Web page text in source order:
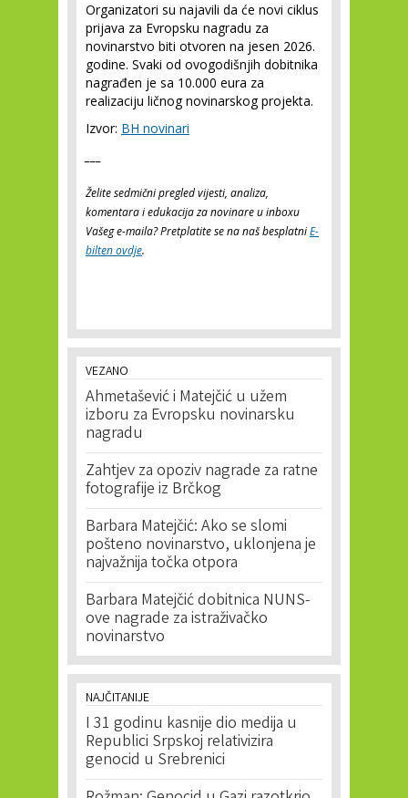
Organizatori su najavili da će novi ciklus
prijava za Evropsku nagradu za
novinarstvo biti otvoren na jesen 2026.
godine. Svaki od ovogodišnjih dobitnika
nagrađen je sa 10.000 eura za
realizaciju ličnog novinarskog projekta.
Izvor: BH novinari
Želite sedmični pregled vijesti, analiza,
komentara i edukacija za novinare u inboxu
Vašeg e-maila? Pretplatite se na naš besplatniE-
bilten ovdje.
VEZANO
Ahmetašević i Matejčić u užem
izboru za Evropsku novinarsku
nagradu
Zahtjev za opoziv nagrade za ratne
fotografije iz Brčkog
Barbara Matejčić: Ako se slomi
pošteno novinarstvo, uklonjena je
najvažnija točka otpora
Barbara Matejčić dobitnica NUNS-
ove nagrade za istraživačko
novinarstvo
NAJČITANIJE
I 31 godinu kasnije dio medija u
Republici Srpskoj relativizira
genocid u Srebrenici